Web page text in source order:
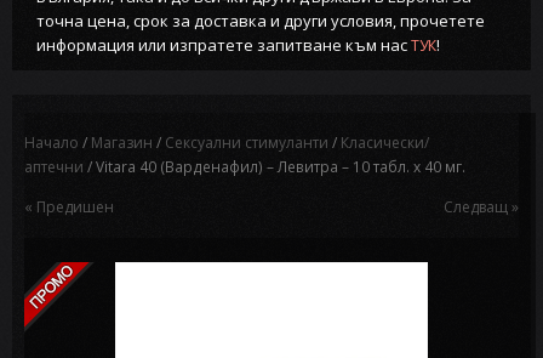
точна цена, срок за доставка и други условия, прочетете
информация или изпратете запитване към насТУК!
Начало / Магазин / Сексуални стимуланти / Класически/
аптечни / Vitara 40 (Варденафил) – Левитра – 10 табл. x 40 мг.
« Предишен
Следващ »